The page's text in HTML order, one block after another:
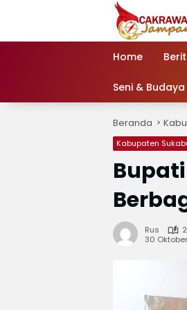
Home
Seni & Budaya
Beranda
Kabupaten
Rus
30